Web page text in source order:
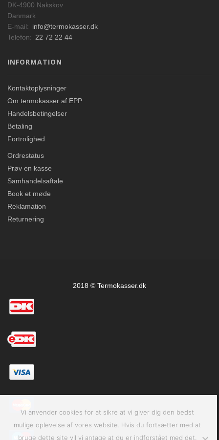
DK-4900 Nakskov
Danmark
E-mail: info@termokasser.dk
Telefon: 22 72 22 44
INFORMATION
Kontaktoplysninger
Om termokasser af EPP
Handelsbetingelser
Betaling
Fortrolighed
Ordrestatus
Prøv en kasse
Samhandelsaftale
Book et møde
Reklamation
Returnering
2018 © Termokasser.dk
Vi anvender cookies for at sikre at vi giver dig den bedst
mulige oplevelse af vores website. Hvis du fortsætter med at
bruge dette site vil vi antage at du er indforstået med det.